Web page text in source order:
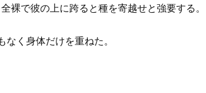
裸で彼の上に跨ると種を寄越せと強要する。
く身体だけを重ねた。